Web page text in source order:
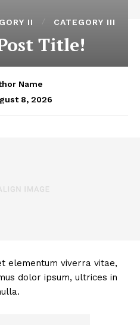
II CATEGORY III
Title!
Name
8, 2026
elementum viverra vitae,
dolor ipsum, ultrices in